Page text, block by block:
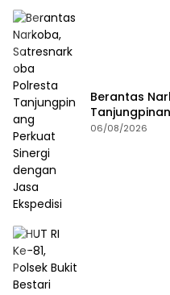
Berantas
Jasa Ekspedisi
06/08/2026